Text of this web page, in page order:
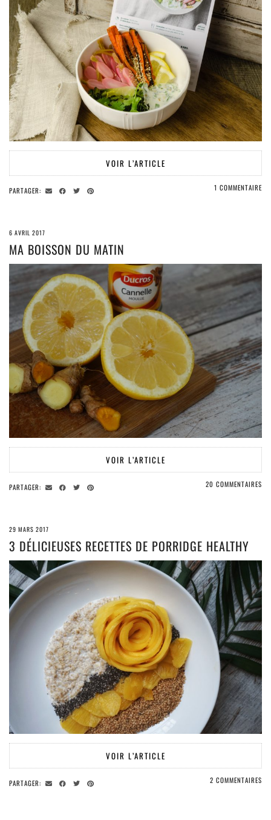
VOIR L’ARTICLE
PARTAGER: 1 COMMENTAIRE
6 AVRIL 2017
MA BOISSON DU MATIN
VOIR L’ARTICLE
PARTAGER: 20 COMMENTAIRES
29 MARS 2017
3 DÉLICIEUSES RECETTES DE PORRIDGE HEALTHY
VOIR L’ARTICLE
PARTAGER: 2 COMMENTAIRES